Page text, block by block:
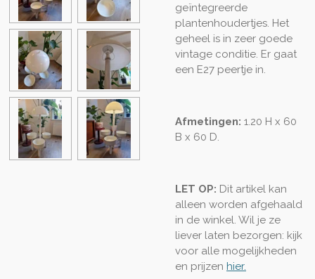
geïntegreerde
plantenhoudertjes. Het
geheel is in zeer goede
vintage conditie. Er gaat
een E27 peertje in.
Afmetingen: 1.20 H x 60
B x 60 D.
LET OP: Dit artikel kan
alleen worden afgehaald
in de winkel. Wil je ze
liever laten bezorgen: kijk
voor alle mogelijkheden
en prijzen hier.